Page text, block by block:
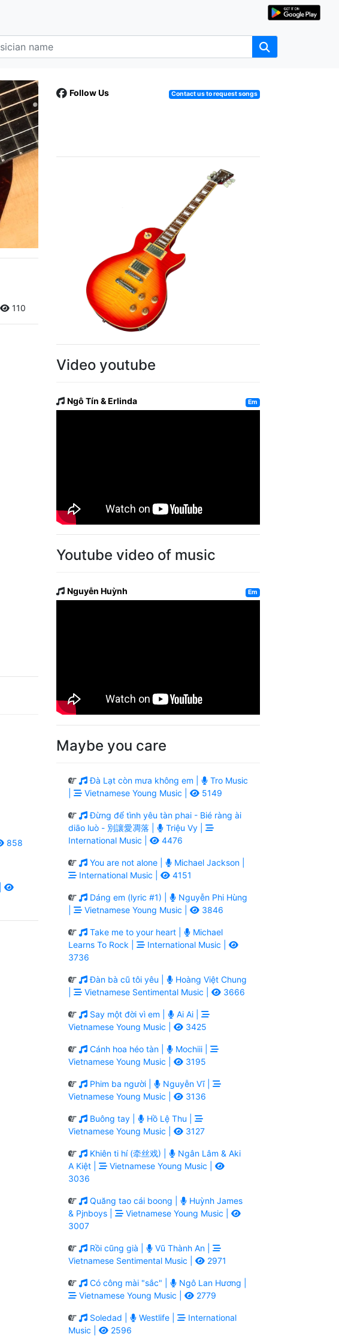
110
858
Follow Us Contact us to request songs
Video youtube
Ngô Tín & Erlinda Em
Youtube video of music
Nguyễn Huỳnh Em
Maybe you care
Đà Lạt còn mưa không em |
Tro Music
Vietnamese Young Music | 5149
Đừng để tình yêu tàn phai - Bié ràng ài
diāo luò - 別讓愛凋落 |
Triệu Vy |
International Music |
4476
You are not alone |
Michael Jackson |
International Music |
4151
Dáng em (lyric #1) |
Nguyễn Phi Hùng
Vietnamese Young Music | 3846
Take me to your heart |
Michael
Learns To Rock |
International Music |
3736
Đàn bà cũ tôi yêu |
Hoàng Việt Chung
Vietnamese Sentimental Music | 3666
Say một đời vì em |
Ai Ai |
Vietnamese Young Music |
3425
Cánh hoa héo tàn |
Mochiii |
Vietnamese Young Music |
3195
Phim ba người |
Nguyễn Vĩ |
Vietnamese Young Music |
3136
Buông tay |
Hồ Lệ Thu |
Vietnamese Young Music |
3127
Khiên ti hí (牵丝戏) |
Ngân Lâm & Aki
A Kiệt |
Vietnamese Young Music |
3036
Quăng tao cái boong |
Huỳnh James
& Pjnboys |
Vietnamese Young Music |
3007
Rồi cũng già |
Vũ Thành An |
Vietnamese Sentimental Music |
2971
Có công mài "sắc" |
Ngô Lan Hương |
Vietnamese Young Music |
2779
Soledad | Westlife |
International
Music |
2596